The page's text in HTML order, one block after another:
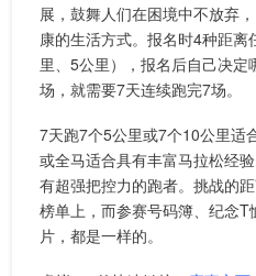
展，鼓舞人们在困境中不放弃
康的生活方式。报名时4种距
里、5公里），报名后自己决定
场，就需要7天连续跑完7场。
7天跑7个5公里或7个10公里适
或全马适合具有丰富马拉松经
有超强把控力的跑者。挑战的
榜单上，而参赛号码簿、纪念
片，都是一样的。